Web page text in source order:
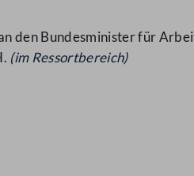
den Bundesminister für
(im Ressortbereich)